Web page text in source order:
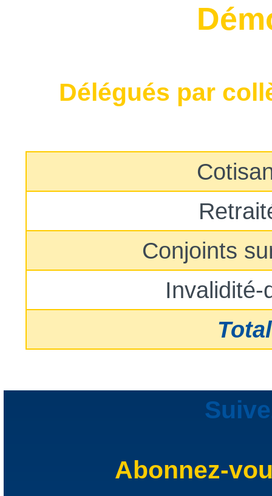
Délégués par
Conjoints
Invalidité-
Total
Abonnez-